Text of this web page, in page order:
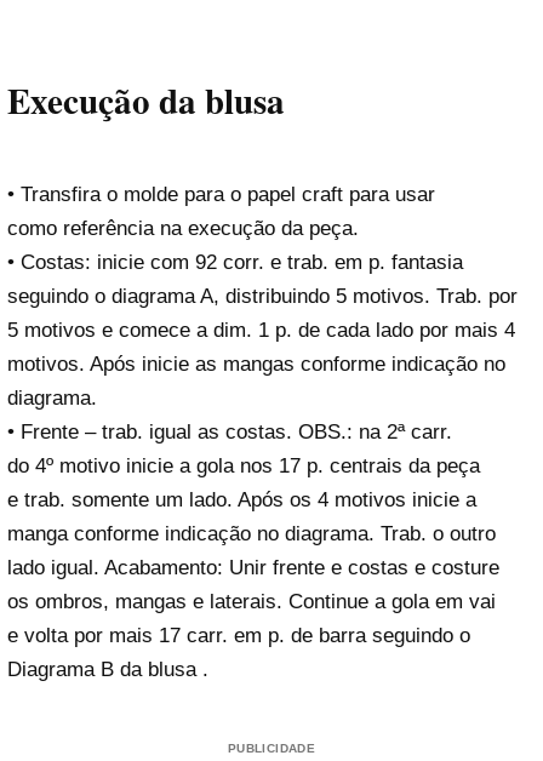
Execução da blusa
• Transfira o molde para o papel craft para usar
como referência na execução da peça.
• Costas: inicie com 92 corr. e trab. em p. fantasia
seguindo o diagrama A, distribuindo 5 motivos. Trab. por
5 motivos e comece a dim. 1 p. de cada lado por mais 4
motivos. Após inicie as mangas conforme indicação no
diagrama.
• Frente – trab. igual as costas. OBS.: na 2ª carr.
do 4º motivo inicie a gola nos 17 p. centrais da peça
e trab. somente um lado. Após os 4 motivos inicie a
manga conforme indicação no diagrama. Trab. o outro
lado igual. Acabamento: Unir frente e costas e costure
os ombros, mangas e laterais. Continue a gola em vai
e volta por mais 17 carr. em p. de barra seguindo o
Diagrama B da blusa .
PUBLICIDADE